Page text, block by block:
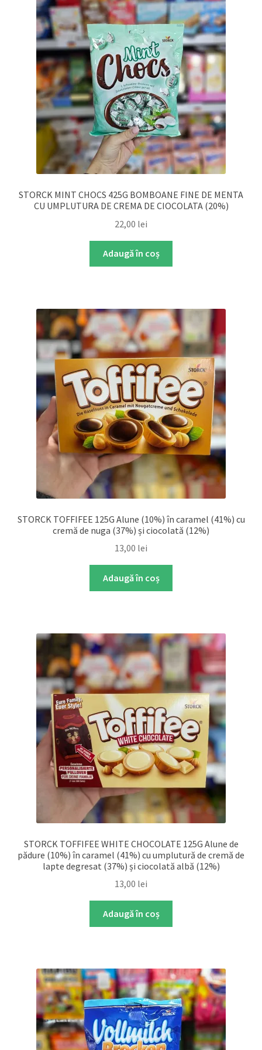
STORCK MINT CHOCS 425G BOMBOANE FINE DE MENTA
CU UMPLUTURA DE CREMA DE CIOCOLATA (20%)
22,00 lei
Adaugă în coș
STORCK TOFFIFEE 125G Alune (10%) în caramel (41%) cu
cremă de nuga (37%) și ciocolată (12%)
13,00 lei
Adaugă în coș
STORCK TOFFIFEE WHITE CHOCOLATE 125G Alune de
pădure (10%) în caramel (41%) cu umplutură de cremă de
lapte degresat (37%) și ciocolată albă (12%)
13,00 lei
Adaugă în coș